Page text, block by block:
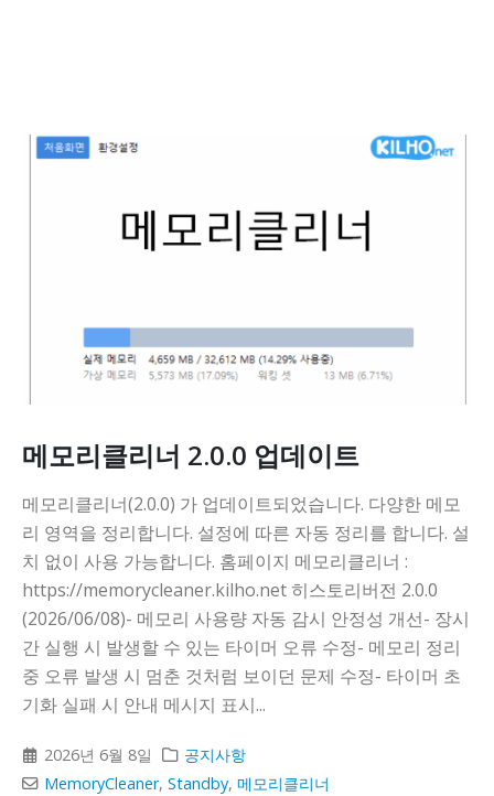
메모리클리너 2.0.0 업데이트
메모리클리너(2.0.0) 가 업데이트되었습니다. 다양한 메모
리 영역을 정리합니다. 설정에 따른 자동 정리를 합니다. 설
치 없이 사용 가능합니다. 홈페이지 메모리클리너 :
https://memorycleaner.kilho.net 히스토리버전 2.0.0
(2026/06/08)- 메모리 사용량 자동 감시 안정성 개선- 장시
간 실행 시 발생할 수 있는 타이머 오류 수정- 메모리 정리
중 오류 발생 시 멈춘 것처럼 보이던 문제 수정- 타이머 초
기화 실패 시 안내 메시지 표시...
2026년 6월 8일
공지사항
MemoryCleaner,Standby,메모리클리너